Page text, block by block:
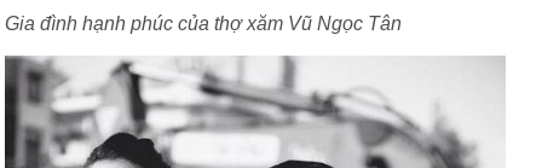
Gia đình hạnh phúc của thợ xăm Vũ Ngọc Tân